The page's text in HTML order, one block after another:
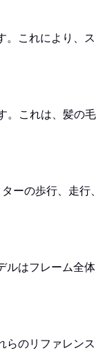
これにより、
これは、髪の
ーの歩行、走行
はフレーム全
のリファレン